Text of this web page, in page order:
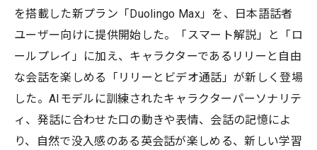
を搭載した新プラン「Duolingo Max」を、日本語話者
ユーザー向けに提供開始した。「スマート解説」と「ロ
ールプレイ」に加え、キャラクターであるリリーと自由
な会話を楽しめる「リリーとビデオ通話」が新しく登場
した。AIモデルに訓練されたキャラクターパーソナリテ
ィ、発話に合わせた口の動きや表情、会話の記憶によ
り、自然で没入感のある英会話が楽しめる、新しい学習